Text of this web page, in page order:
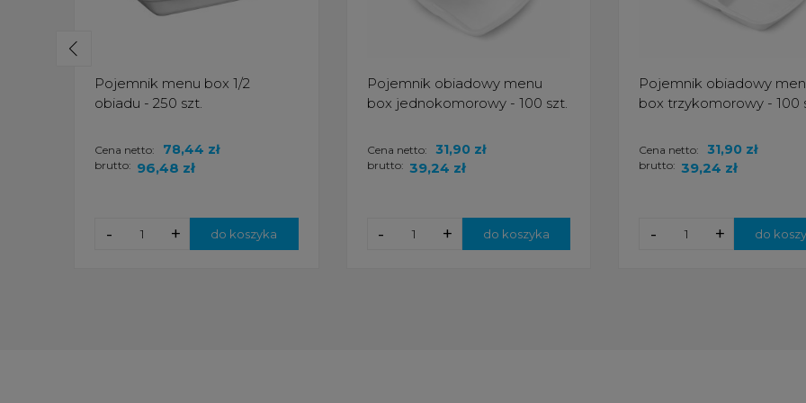
Pojemnik menu box 1/2
obiadu - 250 szt.
brutto: 96,48 zł
Cena netto: 78,44 zł
+
- do koszyka
Pojemnik obiadowy menu
box jednokomorowy - 100 szt.
brutto: 39,24 zł
Cena netto: 31,90 zł
+
- do koszyka
Pojemnik obiadowy
box trzykomorowy - 100
brutto: 39,24 zł
Cena netto: 31,90 zł
+
- do